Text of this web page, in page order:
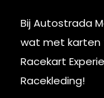
Bij Autostrada
wat met karten
Racekart
Racekleding!